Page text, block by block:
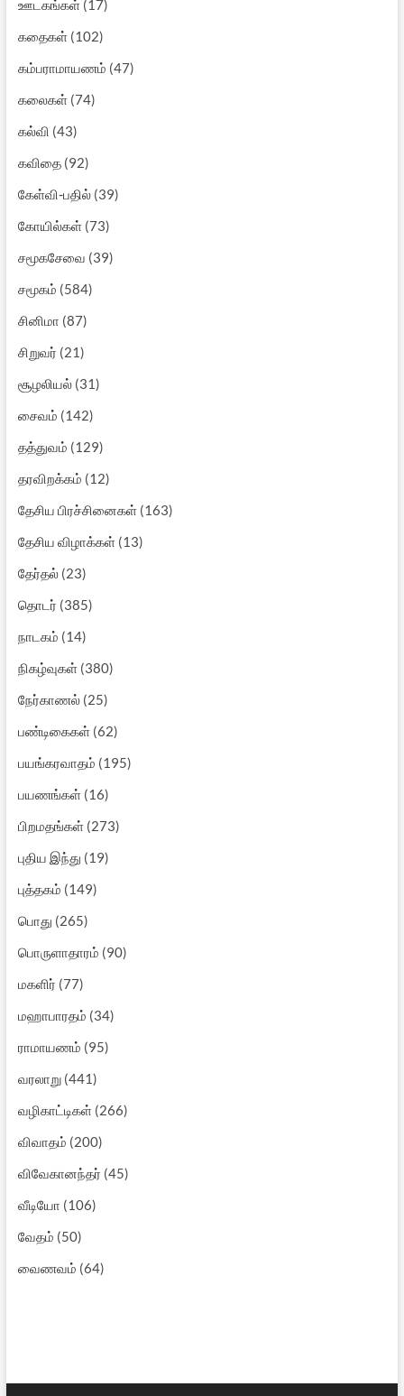
ஊடகங்கள்(17)
கதைகள்(102)
கம்பராமாயணம் (47)
கலைகள்(74)
கல்வி (43)
கவிதை(92)
கேள்வி-பதில்(39)
கோயில்கள்(73)
சமூகசேவை (39)
சமூகம் (584)
சினிமா (87)
சிறுவர் (21)
சூழலியல்(31)
சைவம் (142)
தத்துவம் (129)
தரவிறக்கம் (12)
தேசிய பிரச்சினைகள்(163)
தேசிய விழாக்கள்(13)
தேர்தல்(23)
தொடர் (385)
நாடகம் (14)
நிகழ்வுகள்(380)
நேர்காணல்(25)
பண்டிகைகள்(62)
பயங்கரவாதம் (195)
பயணங்கள்(16)
பிறமதங்கள்(273)
புதிய இந்து (19)
புத்தகம் (149)
பொது (265)
பொருளாதாரம் (90)
மகளிர் (77)
மஹாபாரதம் (34)
ராமாயணம் (95)
வரலாறு(441)
வழிகாட்டிகள்(266)
விவாதம் (200)
விவேகானந்தர் (45)
வீடியோ (106)
வேதம் (50)
வைணவம் (64)